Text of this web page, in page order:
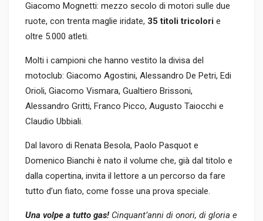
Giacomo Mognetti: mezzo secolo di motori sulle due
ruote, con trenta maglie iridate, 35 titoli tricolori e
oltre 5.000 atleti.
Molti i campioni che hanno vestito la divisa del
motoclub: Giacomo Agostini, Alessandro De Petri, Edi
Orioli, Giacomo Vismara, Gualtiero Brissoni,
Alessandro Gritti, Franco Picco, Augusto Taiocchi e
Claudio Ubbiali.
Dal lavoro di Renata Besola, Paolo Pasquot e
Domenico Bianchi è nato il volume che, già dal titolo e
dalla copertina, invita il lettore a un percorso da fare
tutto d’un fiato, come fosse una prova speciale.
Una volpe a tutto gas! Cinquant’anni di onori, di gloria e